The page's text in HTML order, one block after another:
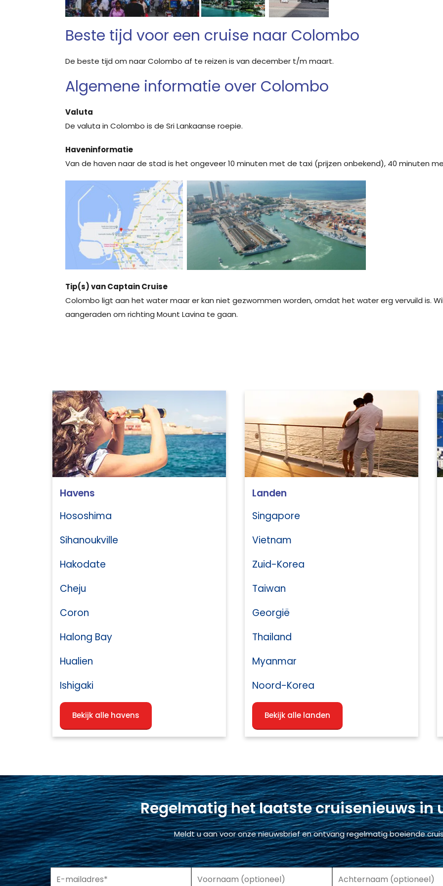
Beste tijd voor een cruise naar Colombo
De beste tijd om naar Colombo af te reizen is van december t/m maart.
Algemene informatie over Colombo
Valuta
De valuta in Colombo is de Sri Lankaanse roepie.
Haveninformatie
Van de haven naar de stad is het ongeveer 10 minuten met de taxi (prijzen onbekend), 40 minuten
Tip(s) van Captain Cruise
Colombo ligt aan het water maar er kan niet gezwommen worden, omdat het water erg vervuild is.
aangeraden om richting Mount Lavina te gaan.
Havens
Hososhima
Sihanoukville
Hakodate
Cheju
Coron
Halong Bay
Hualien
Ishigaki
Bekijk alle havens
Landen
Singapore
Vietnam
Zuid-Korea
Taiwan
Georgië
Thailand
Myanmar
Noord-Korea
Bekijk alle landen
Regelmatig het laatste cruisenieuws in
Meldt u aan voor onze nieuwsbrief en ontvang regelmatig boeiende